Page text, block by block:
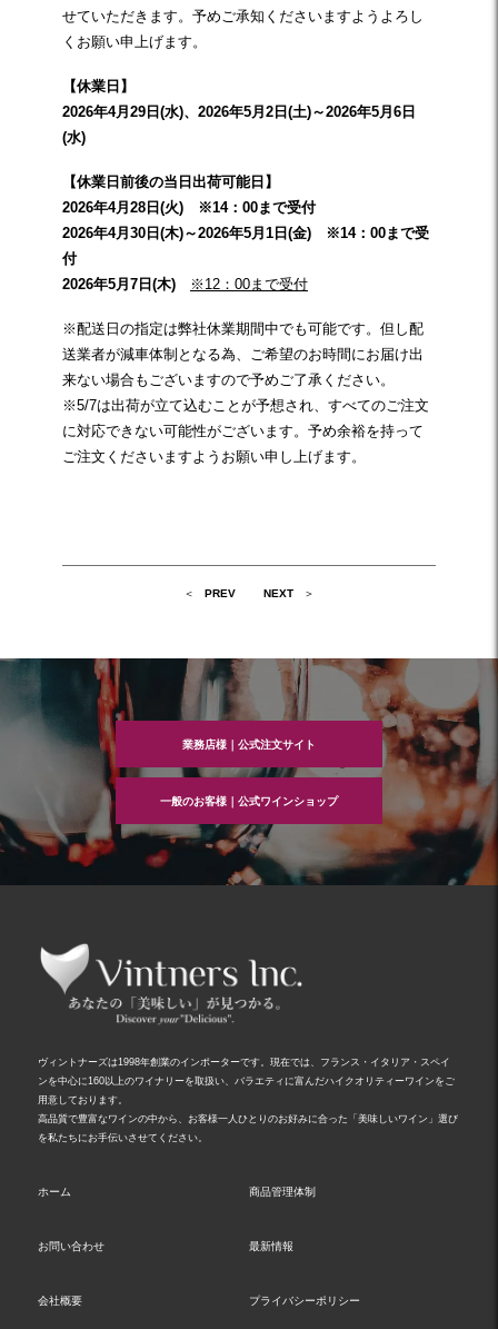
せていただきます。予めご承知くださいますようよろし
くお願い申上げます。
【休業日】
2026年4月29日(水)、2026年5月2日(土)～2026年5月6日
(水)
【休業日前後の当日出荷可能日】
2026年4月28日(火) ※14：00まで受付
2026年4月30日(木)～2026年5月1日(金) ※14：00まで受
付
2026年5月7日(木)
※12：00まで受付
※配送日の指定は弊社休業期間中でも可能です。但し配
送業者が減車体制となる為、ご希望のお時間にお届け出
来ない場合もございますので予めご了承ください。
※5/7は出荷が立て込むことが予想され、すべてのご注文
に対応できない可能性がございます。予め余裕を持って
ご注文くださいますようお願い申し上げます。
ゲ
PREV NEXT
業務店様｜公式注文サイト
一般のお客様｜公式ワインショップ
ヴィントナーズは1998年創業のインポーターです。現在では、フランス・イタリア・スペイ
ンを中心に160以上のワイナリーを取扱い、バラエティに富んだハイクオリティーワインをご
用意しております。
高品質で豊富なワインの中から、お客様一人ひとりのお好みに合った「美味しいワイン」選び
を私たちにお手伝いさせてください。
ホーム 商品管理体制
お問い合わせ 最新情報
会社概要 プライバシーポリシー